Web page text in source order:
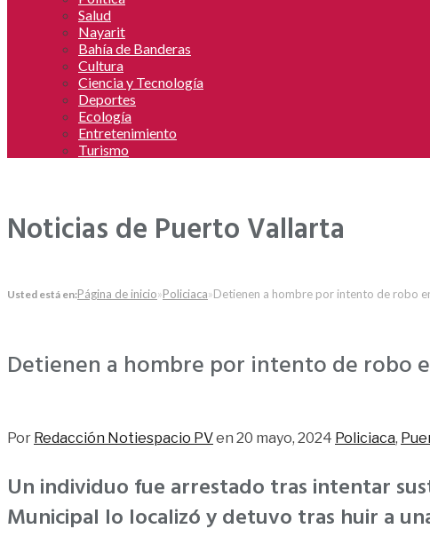
Salud
Nayarit
Bahía de Banderas
Cultura
Ciencia y Tecnología
Deportes
Ecología
Entretenimiento
Turismo
Noticias de Puerto Vallarta
Usted está en:Página de inicio»Policiaca»Detienen a hombre por intento de robo
Detienen a hombre por intento de robo
Por Redacción Notiespacio PVen 20 mayo, 2024 Policiaca,
Un individuo fue arrestado tras intentar
Municipal lo localizó y detuvo tras huir a